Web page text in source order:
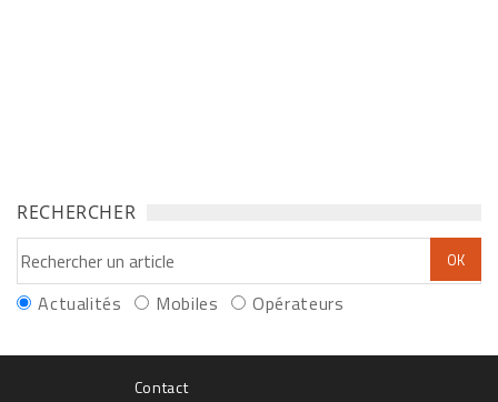
RECHERCHER
Actualités Mobiles Opérateurs
Contact